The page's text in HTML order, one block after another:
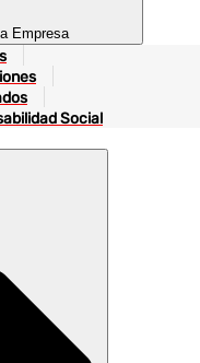
Empresa
Social